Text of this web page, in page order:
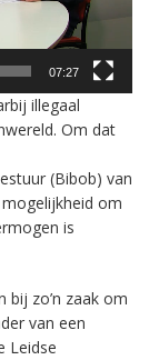
07:27
illegaal
Om dat
(Bibob) van
om
is
bij zo’n zaak om
van een
Leidse